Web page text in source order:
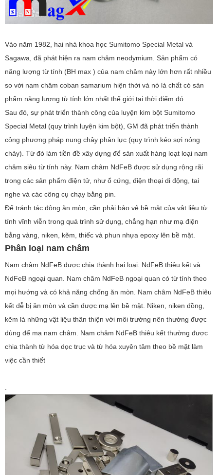
Vào năm 1982, hai nhà khoa học Sumitomo Special Metal và
Sagawa, đã phát hiện ra nam châm neodymium. Sản phẩm có
năng lượng từ tính (BH max ) của nam châm này lớn hơn rất nhiều
so với nam châm coban samarium hiện thời và nó là chất có sản
phẩm năng lượng từ tính lớn nhất thế giới tại thời điểm đó.
Sau đó, sự phát triển thành công của luyện kim bột Sumitomo
Special Metal (quy trình luyện kim bột), GM đã phát triển thành
công phương pháp nung chảy phản lực (quy trình kéo sợi nóng
chảy). Từ đó làm tiền đề xây dựng để sản xuất hàng loạt loại nam
châm siêu từ tính này. Nam châm NdFeB được sử dụng rộng rãi
trong các sản phẩm điện tử, như ổ cứng, điện thoại di động, tai
nghe và các công cụ chạy bằng pin.
Để tránh tác động ăn mòn, cần phải bảo vệ bề mặt của vật liệu từ
tính vĩnh viễn trong quá trình sử dụng, chẳng hạn như mạ điện
bằng vàng, niken, kẽm, thiếc và phun nhựa epoxy lên bề mặt.
Phân loại nam châm
Nam châm NdFeB được chia thành hai loại: NdFeB thiêu kết và
NdFeB ngoại quan. Nam châm NdFeB ngoại quan có từ tính theo
mọi hướng và có khả năng chống ăn mòn. Nam châm NdFeB thiêu
kết dễ bị ăn mòn và cần được mạ lên bề mặt. Niken, niken đồng,
kẽm là những vật liệu thân thiện với môi trường nên thường được
dùng để mạ nam châm. Nam châm NdFeB thiêu kết thường được
chia thành từ hóa dọc trục và từ hóa xuyên tâm theo bề mặt làm
việc cần thiết